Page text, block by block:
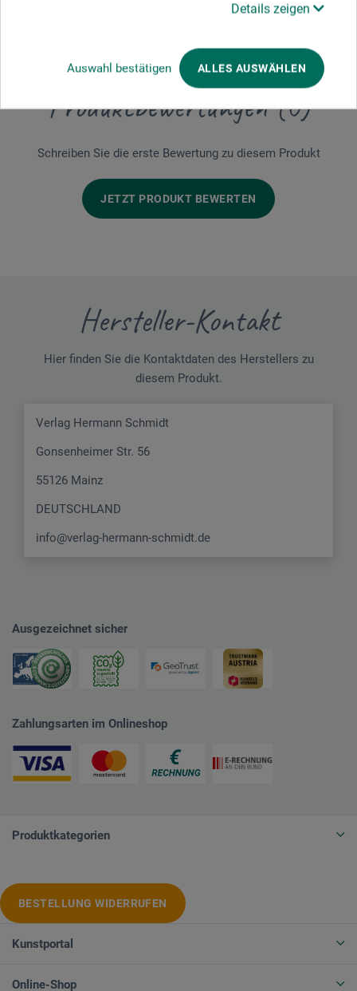
Details zeigen
Auswahl bestätigen ALLES AUSWÄHLEN
Produktbewertungen (0)
Schreiben Sie die erste Bewertung zu diesem Produkt
JETZT PRODUKT BEWERTEN
Hersteller-Kontakt
Hier finden Sie die Kontaktdaten des Herstellers zu
diesem Produkt.
Verlag Hermann Schmidt
Gonsenheimer Str. 56
55126 Mainz
DEUTSCHLAND
info@verlag-hermann-schmidt.de
Ausgezeichnet sicher
Zahlungsarten im Onlineshop
Produktkategorien
BESTELLUNG WIDERRUFEN
Kunstportal
Online-Shop